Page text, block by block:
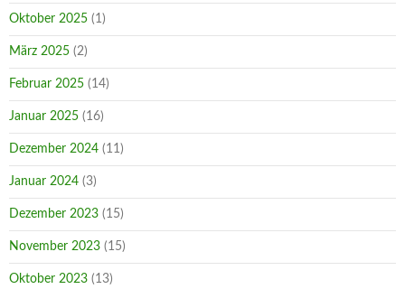
Oktober 2025 (1)
März 2025 (2)
Februar 2025 (14)
Januar 2025 (16)
Dezember 2024 (11)
Januar 2024 (3)
Dezember 2023 (15)
November 2023 (15)
Oktober 2023 (13)